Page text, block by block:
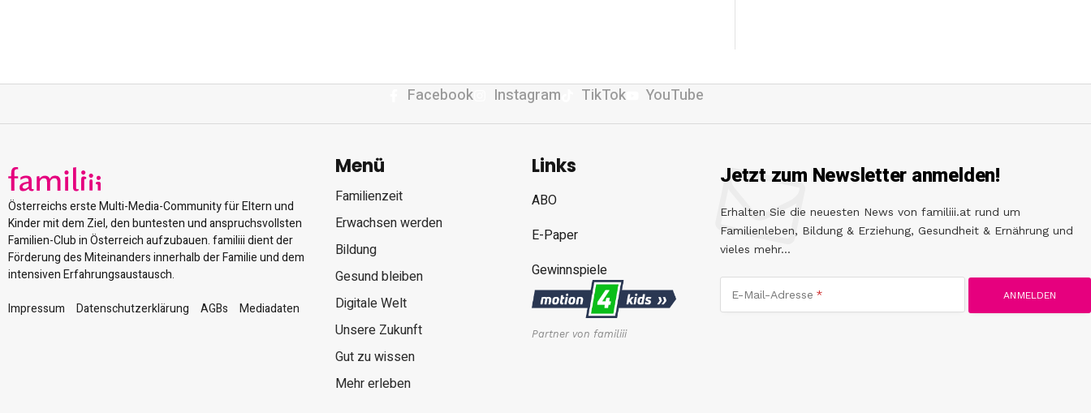
Facebook Instagram TikTok YouTube
Österreichs erste Multi-Media-Community für Eltern und
Kinder mit dem Ziel, den buntesten und anspruchsvollsten
Familien-Club in Österreich aufzubauen. familiii dient der
Förderung des Miteinanders innerhalb der Familie und dem
intensiven Erfahrungsaustausch.
Impressum
Datenschutzerklärung AGBs Mediadaten
Menü
Familienzeit
Erwachsen werden
Bildung
Gesund bleiben
Digitale Welt
Unsere Zukunft
Gut zu wissen
Mehr erleben
Links
ABO
E-Paper
Gewinnspiele
Partner von familiii
Jetzt zum Newsletter anmelden!
Erhalten Sie die neuesten News von familiii.at rund um
Familienleben, Bildung & Erziehung, Gesundheit & Ernährung und
vieles mehr...
E-Mail-Adresse